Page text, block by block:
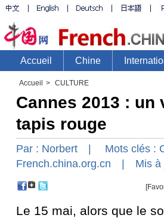
Accueil > CULTURE
Cannes 2013 :
tapis rouge
Par : Norbert | Mots clés :
French.china.org.cn | Mis à
Le 15 mai, alors que le